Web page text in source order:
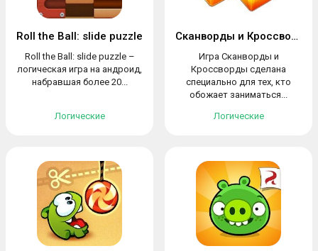
Roll the Ball: slide puzzle
Roll the Ball: slide puzzle –
логическая игра на андроид,
набравшая более 20...
Логические
Сканворды и Кроссворды
Игра Сканворды и
Кроссворды сделана
специально для тех, кто
обожает заниматься...
Логические